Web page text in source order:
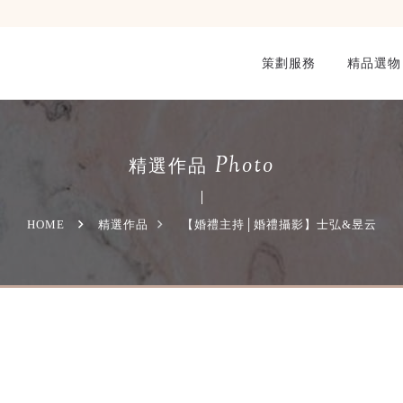
策劃服務 精品選物
精選作品 Photo
HOME 精選作品 【婚禮主持│婚禮攝影】士弘&昱云